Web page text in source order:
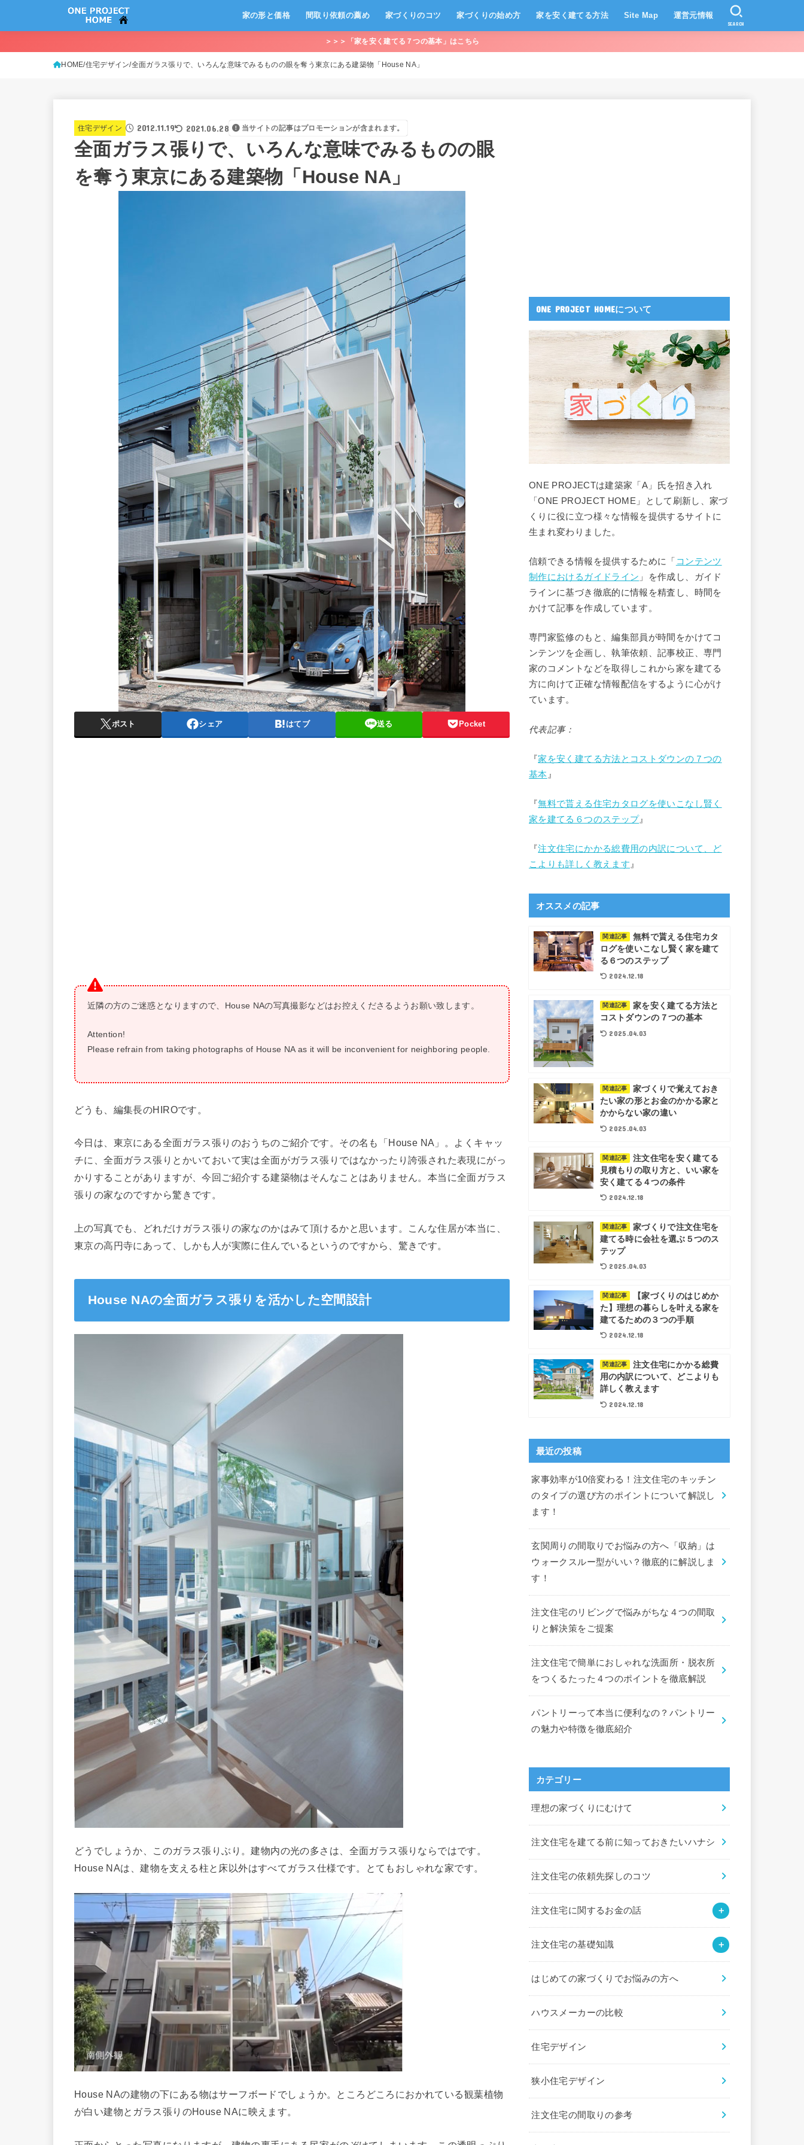
家の形と価格 間取り依頼の薦め 家づくりのコツ 家づくりの始め方 家を安く建てる方法 Site Map 運営元情報
SEARCH
＞＞＞「家を安く建てる７つの基本」はこちら
HOME 住宅デザイン 全面ガラス張りで、いろんな意味でみるものの眼を奪う東京にある建築物「House NA」
住宅デザイン 2012.11.19 2021.06.28 当サイトの記事はプロモーションが含まれます。
全面ガラス張りで、いろんな意味でみるものの眼
を奪う東京にある建築物「House NA」
ポスト シェア はてブ 送る Pocket
近隣の方のご迷惑となりますので、House NAの写真撮影などはお控えくださるようお願い致します。
Attention!
Please refrain from taking photographs of House NA as it will be inconvenient for neighboring people.
どうも、編集長のHIROです。
今日は、東京にある全面ガラス張りのおうちのご紹介です。その名も「House NA」。よくキャッ
チに、全面ガラス張りとかいておいて実は全面がガラス張りではなかったり誇張された表現にがっ
かりすることがありますが、今回ご紹介する建築物はそんなことはありません。本当に全面ガラス
張りの家なのですから驚きです。
上の写真でも、どれだけガラス張りの家なのかはみて頂けるかと思います。こんな住居が本当に、
東京の高円寺にあって、しかも人が実際に住んでいるというのですから、驚きです。
House NAの全面ガラス張りを活かした空間設計
どうでしょうか、このガラス張りぶり。建物内の光の多さは、全面ガラス張りならではです。
House NAは、建物を支える柱と床以外はすべてガラス仕様です。とてもおしゃれな家です。
House NAの建物の下にある物はサーフボードでしょうか。ところどころにおかれている観葉植物
が白い建物とガラス張りのHouse NAに映えます。
ONE PROJECT HOMEについて
ONE PROJECTは建築家「A」氏を招き入れ
「ONE PROJECT HOME」として刷新し、家づ
くりに役に立つ様々な情報を提供するサイトに
生まれ変わりました。
信頼できる情報を提供するために「 コンテンツ
制作におけるガイドライン 」を作成し、ガイド
ラインに基づき徹底的に情報を精査し、時間を
かけて記事を作成しています。
専門家監修のもと、編集部員が時間をかけてコ
ンテンツを企画し、執筆依頼、記事校正、専門
家のコメントなどを取得しこれから家を建てる
方に向けて正確な情報配信をするように心がけ
ています。
代表記事：
『家を安く建てる方法とコストダウンの７つの
基本 』
『無料で貰える住宅カタログを使いこなし賢く
家を建てる６つのステップ』
『注文住宅にかかる総費用の内訳について、ど
こよりも詳しく教えます 』
オススメの記事
関連記事
無料で貰える住宅カタ
ログを使いこなし賢く家を建て
る６つのステップ
2024.12.18
関連記事
家を安く建てる方法と
コストダウンの７つの基本
2025.04.03
関連記事
家づくりで覚えておき
たい家の形とお金のかかる家と
かからない家の違い
2025.04.03
関連記事
注文住宅を安く建てる
見積もりの取り方と、いい家を
安く建てる４つの条件
2024.12.18
関連記事
家づくりで注文住宅を
建てる時に会社を選ぶ５つのス
テップ
2025.04.03
関連記事
【家づくりのはじめか
た】理想の暮らしを叶える家を
建てるための３つの手順
2024.12.18
関連記事
注文住宅にかかる総費
用の内訳について、どこよりも
詳しく教えます
2024.12.18
最近の投稿
家事効率が10倍変わる！注文住宅のキッチン
のタイプの選び方のポイントについて解説し
ます！
玄関周りの間取りでお悩みの方へ「収納」は
ウォークスルー型がいい？徹底的に解説しま
す！
注文住宅のリビングで悩みがちな４つの間取
りと解決策をご提案
注文住宅で簡単におしゃれな洗面所・脱衣所
をつくるたった４つのポイントを徹底解説
パントリーって本当に便利なの？パントリー
の魅力や特徴を徹底紹介
カテゴリー
理想の家づくりにむけて
注文住宅を建てる前に知っておきたいハナシ
注文住宅の依頼先探しのコツ
注文住宅に関するお金の話
注文住宅の基礎知識
はじめての家づくりでお悩みの方へ
ハウスメーカーの比較
住宅デザイン
狭小住宅デザイン
注文住宅の間取りの参考